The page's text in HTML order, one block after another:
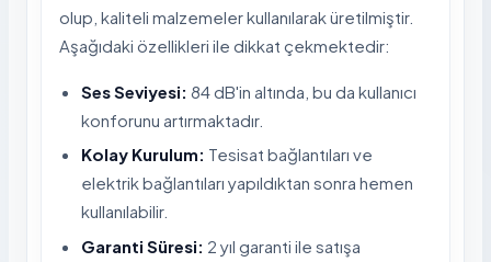
olup, kaliteli malzemeler kullanılarak üretilmiştir.
Aşağıdaki özellikleri ile dikkat çekmektedir:
Ses Seviyesi: 84 dB'in altında, bu da kullanıcı
konforunu artırmaktadır.
Kolay Kurulum: Tesisat bağlantıları ve
elektrik bağlantıları yapıldıktan sonra hemen
kullanılabilir.
Garanti Süresi: 2 yıl garanti ile satışa